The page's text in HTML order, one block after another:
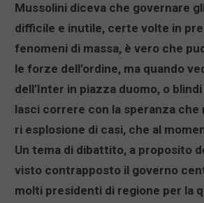
Mussolini diceva che governare
difficile e inutile, certe volte in
fenomeni di massa, è vero che
le forze dell’ordine, ma quando
dell’Inter in piazza duomo, o
lasci correre con la speranza che
ri esplosione di casi, che al
Un tema di dibattito, a proposito
visto contrapposto il governo
molti presidenti di regione per la